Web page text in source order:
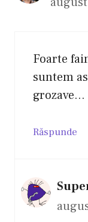
Foarte
suntem
grozave…
Răspunde